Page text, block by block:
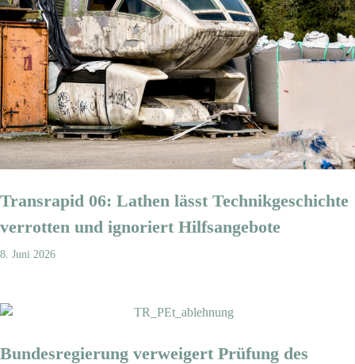
Transrapid 06: Lathen lässt Technikgeschichte
verrotten und ignoriert Hilfsangebote
8. Juni 2026
Bundesregierung verweigert Prüfung des